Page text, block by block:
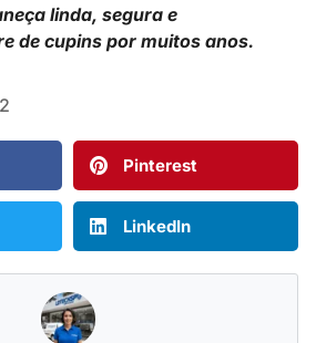
linda, segura e
de cupins por muitos anos.
Pinterest
LinkedIn